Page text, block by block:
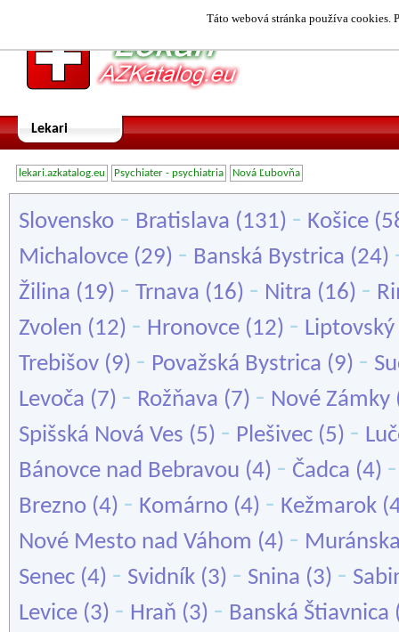
Táto webová stránka používa cookies.
Lekari
lekari.azkatalog.eu Psychiater - psychiatria Nová Ľubovňa
Slovensko - Bratislava (131) - Košice
Michalovce (29) - Banská Bystrica (24)
Žilina (19) - Trnava (16) - Nitra (16) -
Zvolen (12) - Hronovce (12) -
Trebišov (9) - Považská Bystrica (9) -
Levoča (7) - Rožňava (7) - Nové Zámky
Spišská Nová Ves (5) - Plešivec (5) -
Bánovce nad Bebravou (4) - Čadca (4)
Brezno (4) - Komárno (4) - Kežmarok
Nové Mesto nad Váhom (4) -
Senec (4) - Svidník (3) - Snina (3) -
Levice (3) - Hraň (3) - Banská Štiavnica